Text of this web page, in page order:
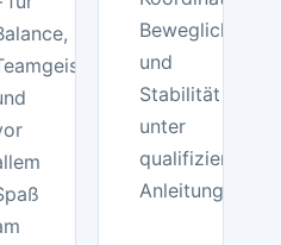
Beweglichkeit
und
Stabilität
unter
qualifizierter
Anleitung.